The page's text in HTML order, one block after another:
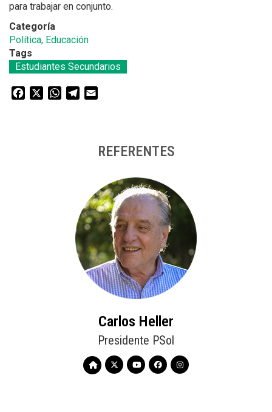
para trabajar en conjunto.
Categoría
Política, Educación
Tags
Estudiantes Secundarios
Facebook WhatsAppTelegram
REFERENTES
Carlos Heller
Presidente PSol